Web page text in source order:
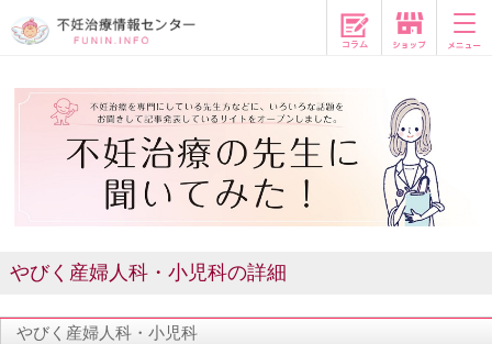
コラム
やびく産婦人科・小児科の詳細
やびく産婦人科・小児科